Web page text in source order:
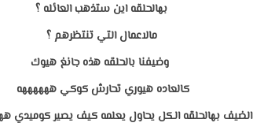
بهالحلقه اين ستذهب العائله ؟
مالاعمال التي تنتظرهم ؟
وضيفنا بالحلقه هذه جانغ هيوك
كالعاده هيوري تحارش كوكي ههههههه
الضيف بهالحلقه الكل يحاول يعلمه كيف يصير كوميدي